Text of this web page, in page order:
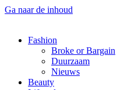
Ga naar de inhoud
Fashion
Broke or Bargain
Duurzaam
Nieuws
Beauty